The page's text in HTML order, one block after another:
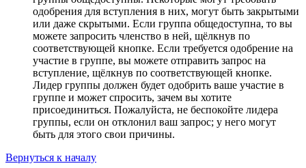
одобрения для вступления в них, могут быть закрытыми
или даже скрытыми. Если группа общедоступна, то вы
можете запросить членство в ней, щёлкнув по
соответствующей кнопке. Если требуется одобрение на
участие в группе, вы можете отправить запрос на
вступление, щёлкнув по соответствующей кнопке.
Лидер группы должен будет одобрить ваше участие в
группе и может спросить, зачем вы хотите
присоединиться. Пожалуйста, не беспокойте лидера
группы, если он отклонил ваш запрос; у него могут
быть для этого свои причины.
Вернуться к началу